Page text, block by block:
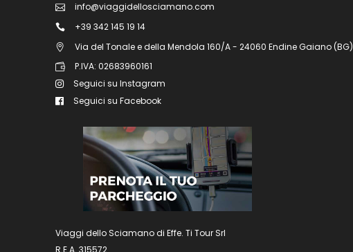
info@viaggidellosciamano.com
+39 342 145 19 14
Via del Tonale e della Mendola 160/A - 24060 Endine Gaiano (BG)
P.IVA: 02683960161
Seguici su Instagram
Seguici su Facebook
Viaggi dello Sciamano di Effe. Ti Tour Srl
R.E.A. 315572